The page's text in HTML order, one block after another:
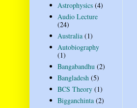
Astrophysics (4)
Audio Lecture
(24)
Australia (1)
Autobiography
(1)
Bangabandhu (2)
Bangladesh (5)
BCS Theory (1)
Bigganchinta (2)